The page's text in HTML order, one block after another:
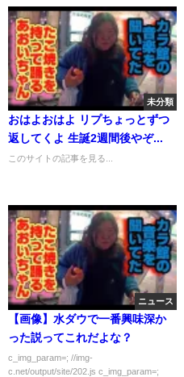
未分類
おはよおはよ リプちょっとずつ
返してくよ 生誕2週間後やぞ...
このサイトの記事を見る...
ニュース
【画像】水ダウで一番興味深か
った説ってこれだよな？
c_img_param=; //img-
c.net/output/site/202.js c_img_param=;